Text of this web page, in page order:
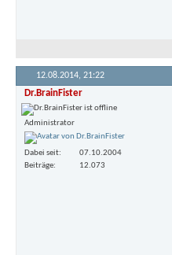
12.08.2014, 21:22
Dr.BrainFister
Administrator
Dabei seit
07.10.2004
Beiträge
12.073